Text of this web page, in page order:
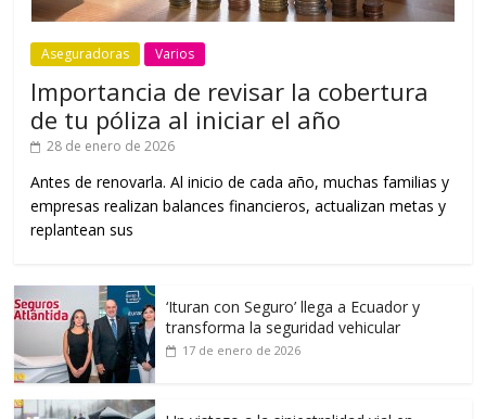
Aseguradoras Varios
Importancia de revisar la cobertura
de tu póliza al iniciar el año
28 de enero de 2026
Antes de renovarla. Al inicio de cada año, muchas familias y
empresas realizan balances financieros, actualizan metas y
replantean sus
‘Ituran con Seguro’ llega a Ecuador y
transforma la seguridad vehicular
17 de enero de 2026